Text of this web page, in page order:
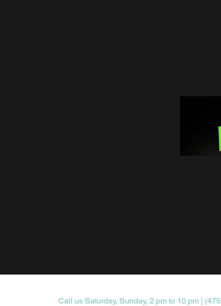
Call us Saturday, Sunday, 2 pm to 10 pm |